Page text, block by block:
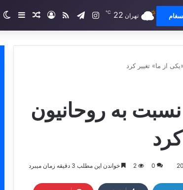
تهران 22
℃ اینستاگرام
تلگرام خوراک ورود نوشته
از ما» تغییر کرد
به روحانیون
0
2 خواندن این مطلب 3 دقیقه زمان میبرد